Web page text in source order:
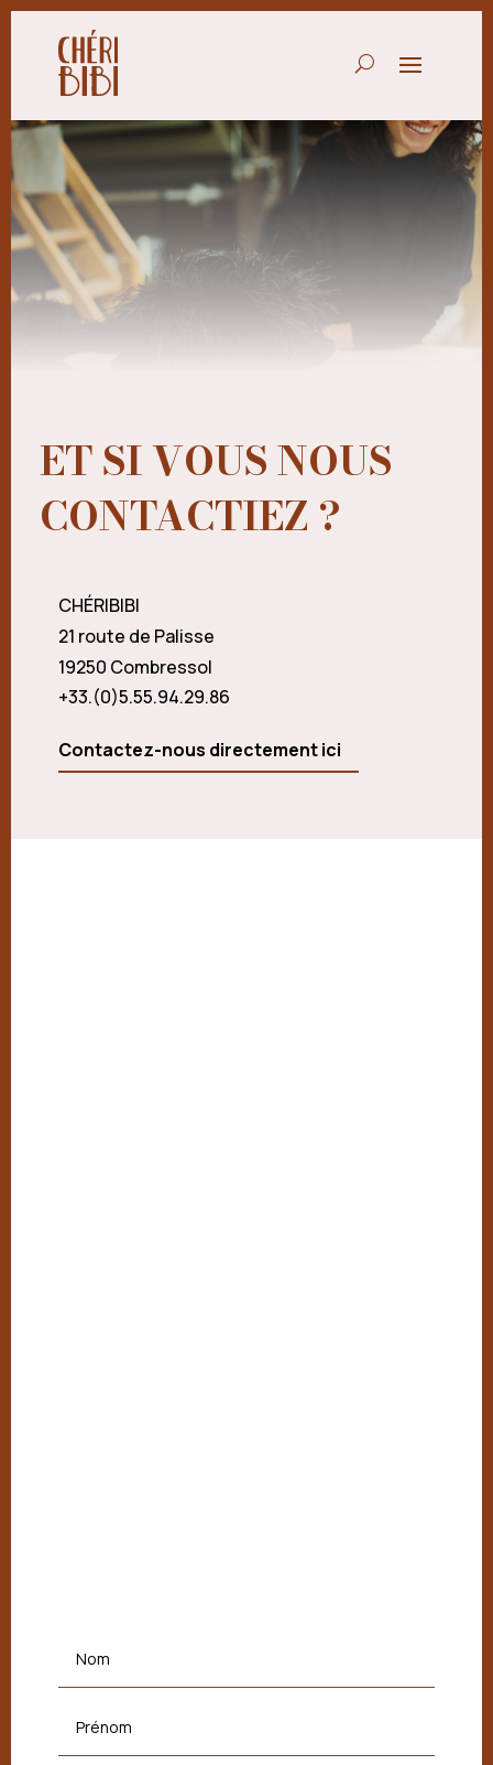
ET SI VOUS NOUS
CONTACTIEZ ?
CHÉRIBIBI
21 route de Palisse
19250 Combressol
+33.(0)5.55.94.29.86
Contactez-nous directement ici